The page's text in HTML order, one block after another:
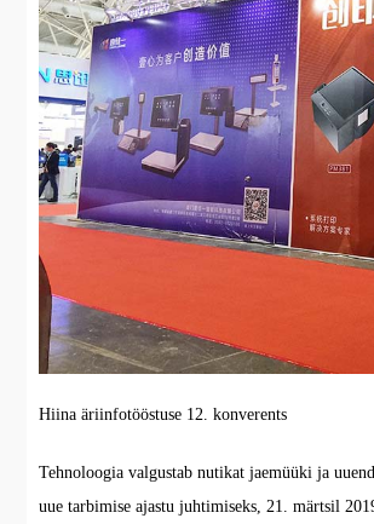
Hiina äriinfotööstuse 12. konverents
Tehnoloogia valgustab nutikat jaemüüki ja
uue tarbimise ajastu juhtimiseks, 21. märtsil